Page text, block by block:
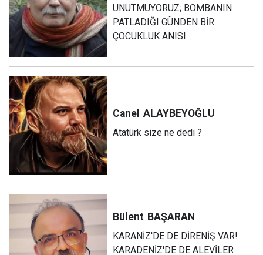
UNUTMUYORUZ; BOMBANIN
PATLADIĞI GÜNDEN BİR
ÇOCUKLUK ANISI
Canel ALAYBEYOĞLU
Atatürk size ne dedi ?
Bülent BAŞARAN
KARANİZ'DE DE DİRENİŞ VAR!
KARADENİZ'DE DE ALEVİLER